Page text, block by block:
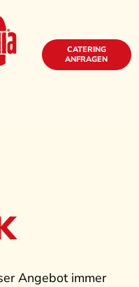
CATERING
ANFRAGEN
Angebot immer